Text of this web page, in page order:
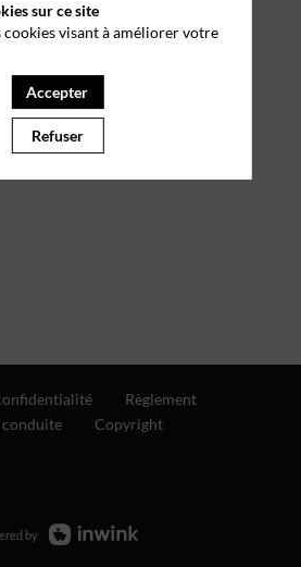
Règlement
conduite
Copyright
by
sur ce site
cookies visant à améliorer votre
Accepter
Refuser